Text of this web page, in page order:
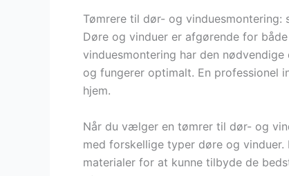
Tømrere til dør- og
Døre og vinduer er afgørende for
vinduesmontering har den
og fungerer optimalt. En professionel
hjem.
Når du vælger en tømrer til dør- og
med forskellige typer døre og
materialer for at kunne tilbyde de